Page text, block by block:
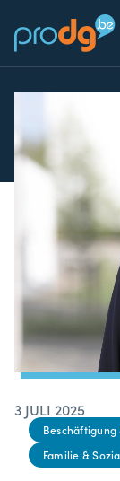
3 JULI 2025
Familie &